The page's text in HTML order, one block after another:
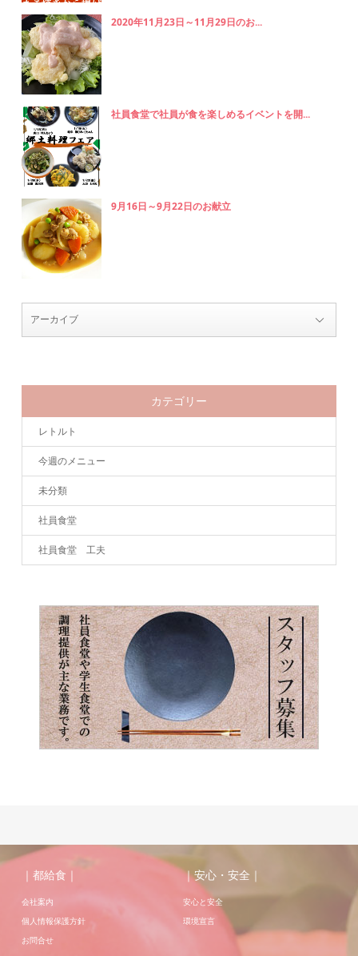
2020年11月23日～11月29日のお...
社員食堂で社員が食を楽しめるイベントを開...
9月16日～9月22日のお献立
カテゴリー
レトルト
今週のメニュー
未分類
社員食堂
社員食堂 工夫
｜都給食｜
会社案内
個人情報保護方針
お問合せ
｜安心・安全｜
安心と安全
環境宣言